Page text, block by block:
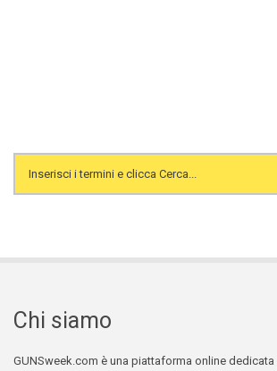
Search form
Chi siamo
GUNSweek.com è una piattaforma online